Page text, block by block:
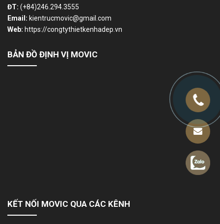
ĐT: (+84)246.294.3555
Email: kientrucmovic@gmail.com
Web: https://congtythietkenhadep.vn
BẢN ĐỒ ĐỊNH VỊ MOVIC
KẾT NỐI MOVIC QUA CÁC KÊNH